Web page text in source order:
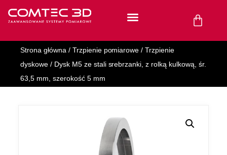
Strona główna/ Trzpienie pomiarowe /Trzpienie
dyskowe / Dysk M5 ze stali srebrzanki, z rolką kulkową, śr.
63,5 mm, szerokość 5 mm